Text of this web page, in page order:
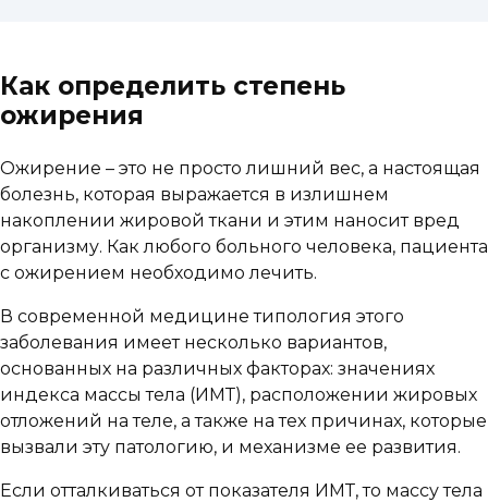
Как определить степень
ожирения
Ожирение – это не просто лишний вес, а настоящая
болезнь, которая выражается в излишнем
накоплении жировой ткани и этим наносит вред
организму. Как любого больного человека, пациента
с ожирением необходимо лечить.
В современной медицине типология этого
заболевания имеет несколько вариантов,
основанных на различных факторах: значениях
индекса массы тела (ИМТ), расположении жировых
отложений на теле, а также на тех причинах, которые
вызвали эту патологию, и механизме ее развития.
Если отталкиваться от показателя ИМТ, то массу тела